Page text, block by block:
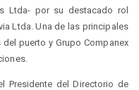
Ltda- por su destacado rol
Ltda. Una de las principales
puerto y Grupo Companex
Presidente del Directorio de